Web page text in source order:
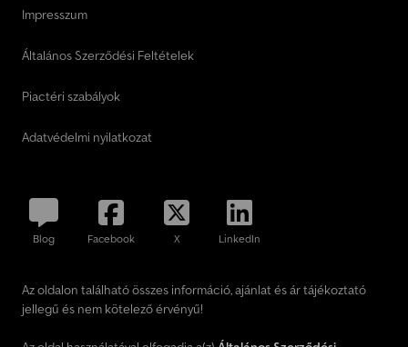
Impresszum
Általános Szerződési Feltételek
Piactéri szabályok
Adatvédelmi nyilatkozat
Blog Facebook X LinkedIn
Az oldalon található összes információ, ajánlat és ár tájékoztató
jellegű és nem kötelező érvényű!